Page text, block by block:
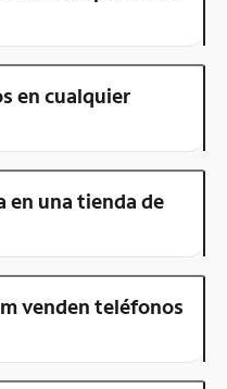
en cualquier
en una tienda de
venden teléfonos